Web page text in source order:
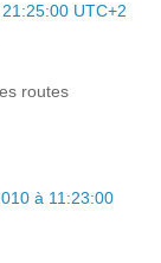
UTC+2
routes
à 11:23:00